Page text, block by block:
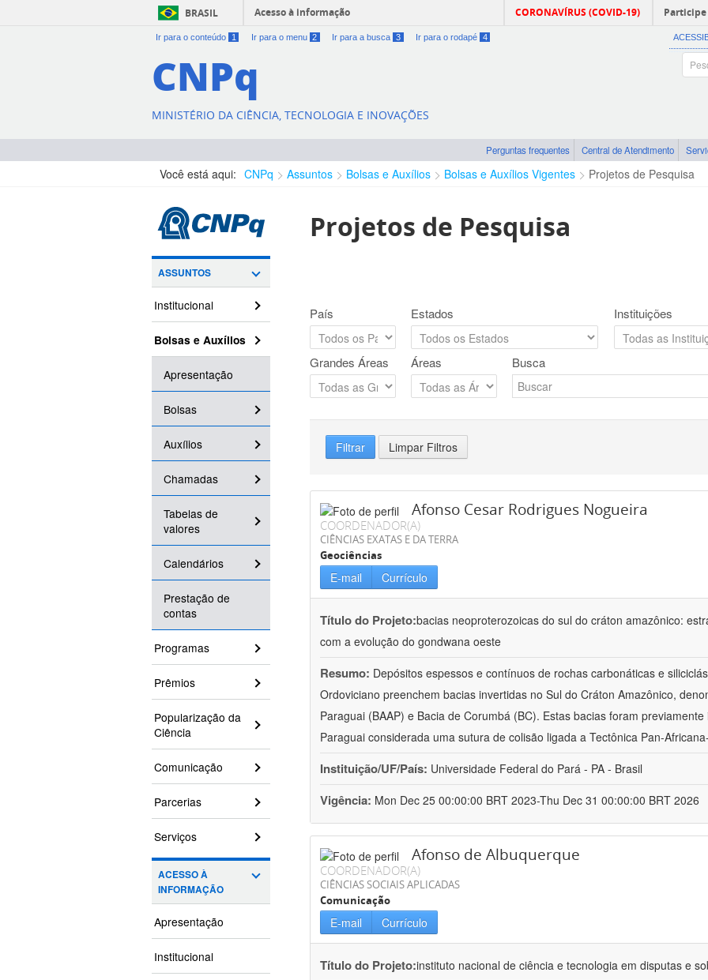
BRASIL Acesso à informação CORONAVÍRUS (COVID-19) Participe
Ir para o conteúdo 1 Ir para o menu 2 Ir para a busca 3 Ir para o rodapé 4
CNPq
MINISTÉRIO DA CIÊNCIA, TECNOLOGIA E INOVAÇÕES
Perguntas frequentes Central de Atendimento
Você está aqui: CNPq Assuntos Bolsas e Auxílios Bolsas e Auxílios Vigentes Projetos de Pesquisa
ASSUNTOS
Institucional
Bolsas e Auxílios
Apresentação
Bolsas
Auxílios
Chamadas
Tabelas de
valores
Calendários
Prestação de
contas
Programas
Prêmios
Popularização da
Ciência
Comunicação
Parcerias
Serviços
ACESSO À
INFORMAÇÃO
Apresentação
Institucional
Projetos de Pesquisa
País Estados Instituições
Grandes Áreas Áreas Busca
Filtrar Limpar Filtros
Afonso Cesar Rodrigues Nogueira
COORDENADOR(A)
CIÊNCIAS EXATAS E DA TERRA
Geociências
E-mail Currículo
Título do Projeto:bacias neoproterozoicas do sul do cráton amazônico:
com a evolução do gondwana oeste
Resumo: Depósitos espessos e contínuos de rochas carbonáticas e
Ordoviciano preenchem bacias invertidas no Sul do Cráton Amazônico,
Paraguai (BAAP) e Bacia de Corumbá (BC). Estas bacias foram
Paraguai considerada uma sutura de colisão ligada a Tectônica Pan-
Instituição/UF/País: Universidade Federal do Pará - PA - Brasil
Vigência: Mon Dec 25 00:00:00 BRT 2023-Thu Dec 31 00:00:00 BRT 2026
Afonso de Albuquerque
COORDENADOR(A)
CIÊNCIAS SOCIAIS APLICADAS
Comunicação
E-mail Currículo
Título do Projeto:instituto nacional de ciência e tecnologia em disputas e